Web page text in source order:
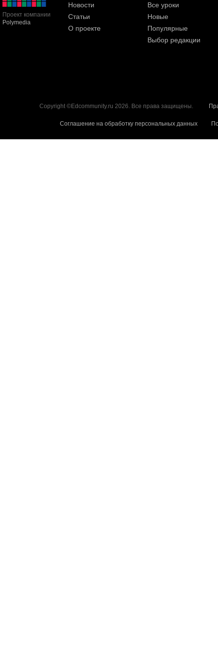
Проект компании
Polymedia
Новости
Статьи
О проекте
Все уроки
Новые
Популярные
Выбор редакции
Copyright ©Edcommunity.ru 2026. Все права защищены.
Соглашение на обработку персональных данных